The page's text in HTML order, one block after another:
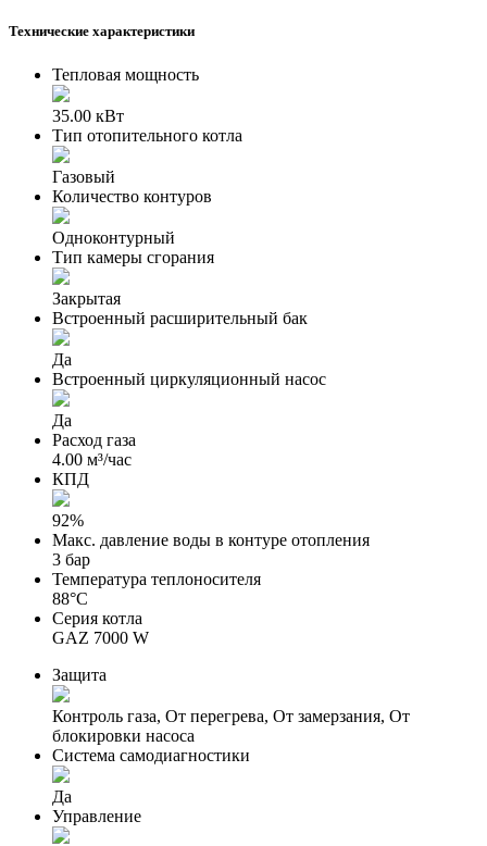
Технические характеристики
Тепловая мощность
35.00 кВт
Тип отопительного котла
Газовый
Количество контуров
Одноконтурный
Тип камеры сгорания
Закрытая
Встроенный расширительный бак
Да
Встроенный циркуляционный насос
Да
Расход газа
4.00 м³/час
КПД
92%
Макс. давление воды в контуре отопления
3 бар
Температура теплоносителя
88°С
Серия котла
GAZ 7000 W
Защита
Контроль газа, От перегрева, От замерзания, От
блокировки насоса
Система самодиагностики
Да
Управление